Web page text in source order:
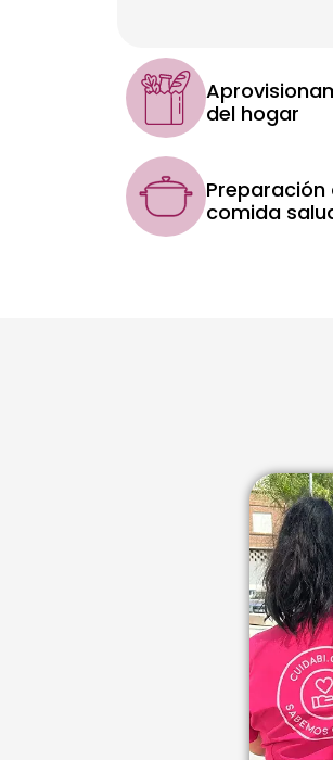
del hogar
Preparación
comida